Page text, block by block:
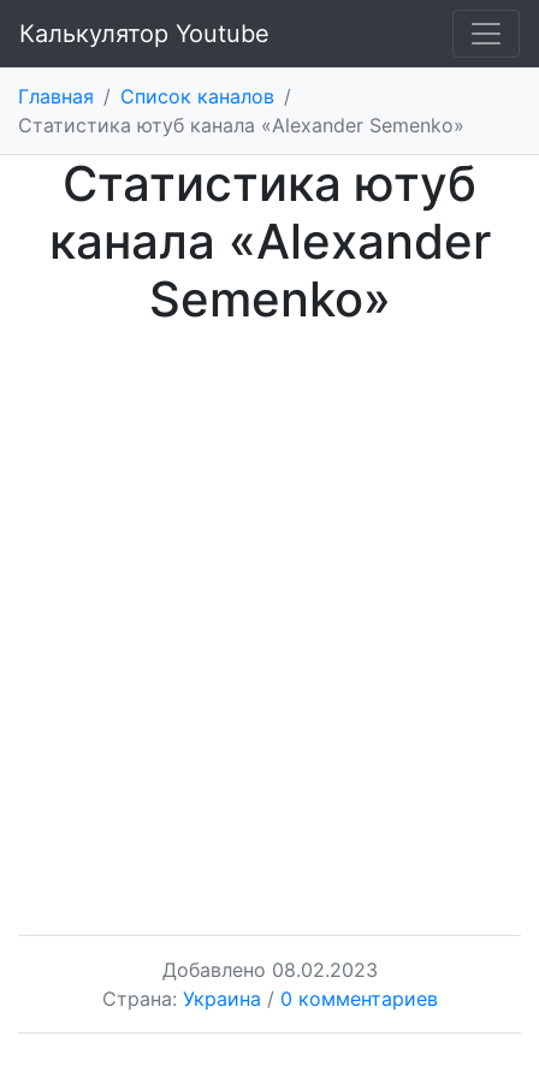
Калькулятор Youtube
Главная / Список каналов /
Статистика ютуб канала «Alexander Semenko»
Статистика ютуб
канала «Alexander
Semenko»
Добавлено 08.02.2023
Страна: Украина / 0 комментариев